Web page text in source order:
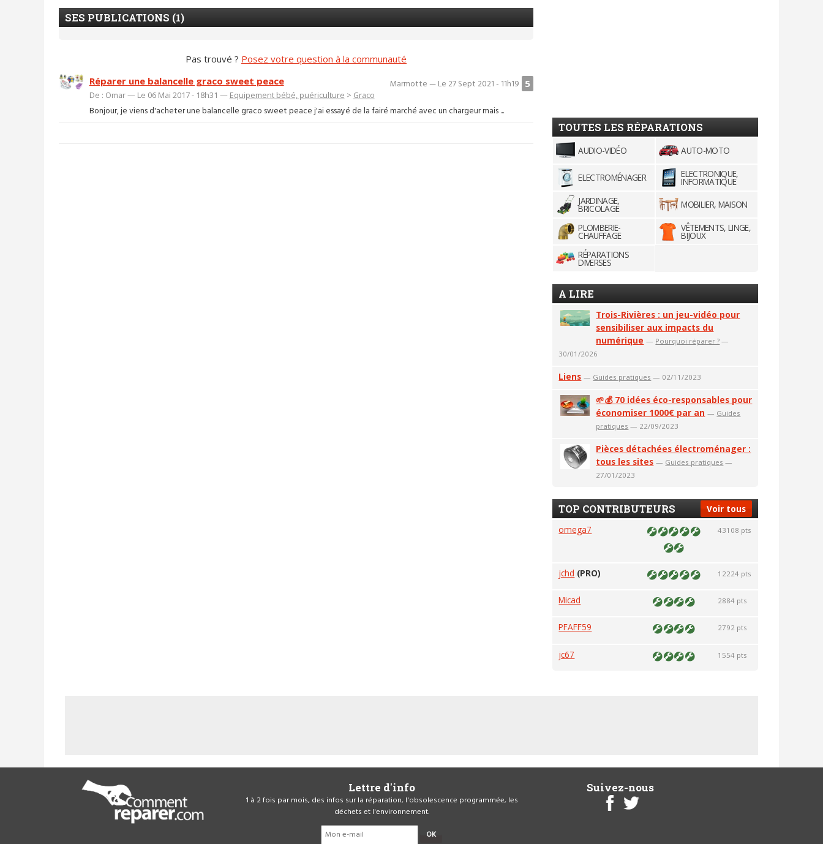
SES PUBLICATIONS (1)
Pas trouvé ? Posez votre question à la communauté
5
Marmotte — Le 27 Sept 2021 - 11h19
Réparer une balancelle graco sweet peace
De : Omar — Le 06 Mai 2017 - 18h31 — Equipement bébé, puériculture > Graco
Bonjour, je viens d'acheter une balancelle graco sweet peace j'ai essayé de la fairé marché avec un chargeur mais ...
TOUTES LES RÉPARATIONS
AUDIO-VIDÉO AUTO-MOTO
ELECTROMÉNAGER ELECTRONIQUE,
INFORMATIQUE
JARDINAGE,
BRICOLAGE
MOBILIER, MAISON
PLOMBERIE-
CHAUFFAGE
VÊTEMENTS, LINGE,
BIJOUX
RÉPARATIONS
DIVERSES
A LIRE
Trois-Rivières : un jeu-vidéo pour
sensibiliser aux impacts du
numérique — Pourquoi réparer ? —
30/01/2026
Liens — Guides pratiques — 02/11/2023
🌱💰 70 idées éco-responsables pour
économiser 1000€ par an — Guides
pratiques — 22/09/2023
Pièces détachées électroménager :
tous les sites — Guides pratiques —
27/01/2023
Voir tous
TOP CONTRIBUTEURS
omega7 43108 pts
jchd (PRO) 12224 pts
Micad 2884 pts
PFAFF59 2792 pts
jc67 1554 pts
Lettre d'info
1 à 2 fois par mois, des infos sur la réparation, l'obsolescence programmée, les
déchets et l'environnement.
OK
Suivez-nous